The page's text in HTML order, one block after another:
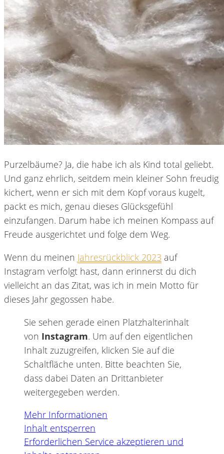
Purzelbäume? Ja, die habe ich als Kind total geliebt.
Und ganz ehrlich, seitdem mein kleiner Sohn freudig
kichert, wenn er sich mit dem Kopf voraus kugelt,
packt es mich, genau dieses Glücksgefühl
einzufangen. Darum habe ich meinen Kompass auf
Freude ausgerichtet und folge dem Weg.
Wenn du meinen Jahresrückblick 2023 auf
Instagram verfolgt hast, dann erinnerst du dich
vielleicht an das Zitat, was ich in mein Motto für
dieses Jahr gegossen habe.
Sie sehen gerade einen Platzhalterinhalt
von Instagram. Um auf den eigentlichen
Inhalt zuzugreifen, klicken Sie auf die
Schaltfläche unten. Bitte beachten Sie,
dass dabei Daten an Drittanbieter
weitergegeben werden.
Mehr Informationen
Inhalt entsperren
Erforderlichen Service akzeptieren und